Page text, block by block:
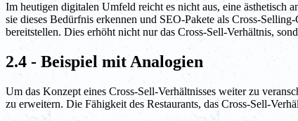
Im heutigen digitalen Umfeld reicht es nicht aus, eine ästhetisch
sie dieses Bedürfnis erkennen und SEO-Pakete als Cross-
bereitstellen. Dies erhöht nicht nur das Cross-Sell-Verhältnis,
2.4 - Beispiel mit Analogien
Um das Konzept eines Cross-Sell-Verhältnisses weiter zu
zu erweitern. Die Fähigkeit des Restaurants, das Cross-Sell-